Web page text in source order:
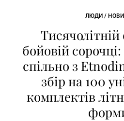
ЛЮДИ /
Тисячолітній
бойовій
спільно з
збір на 100
комплектів